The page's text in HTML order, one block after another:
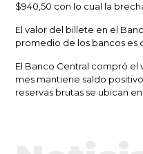
$940,50 con lo cual la
El valor del billete en el
promedio de los bancos es
El Banco Central compró el
mes mantiene saldo
reservas brutas se ubican